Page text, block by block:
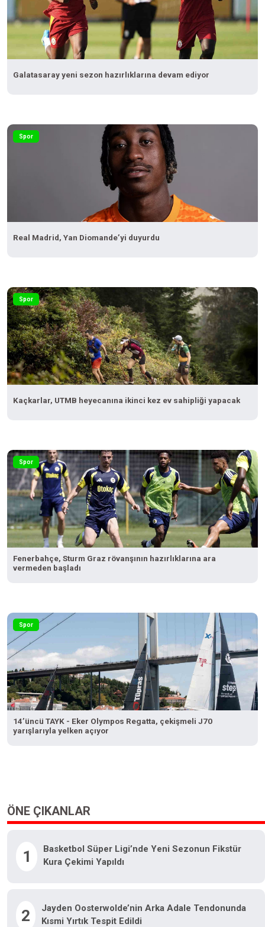
Galatasaray yeni sezon hazırlıklarına devam ediyor
Spor
Real Madrid, Yan Diomande’yi duyurdu
Spor
Kaçkarlar, UTMB heyecanına ikinci kez ev sahipliği yapacak
Spor
Fenerbahçe, Sturm Graz rövanşının hazırlıklarına ara
vermeden başladı
Spor
14’üncü TAYK - Eker Olympos Regatta, çekişmeli J70
yarışlarıyla yelken açıyor
ÖNE ÇIKANLAR
1
Basketbol Süper Ligi’nde Yeni Sezonun Fikstür
Kura Çekimi Yapıldı
2
Jayden Oosterwolde’nin Arka Adale Tendonunda
Kısmi Yırtık Tespit Edildi